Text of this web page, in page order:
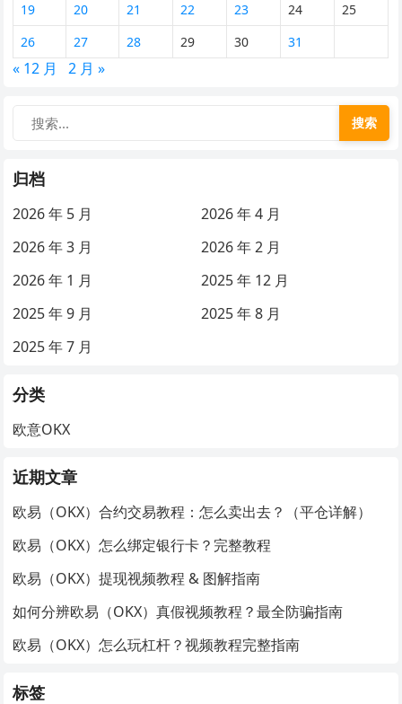
19
20 21 22 23 24
25
26
27 28 29 30 31
« 12 月 2 月 »
搜索
归档
2026 年 5 月
2026 年 4 月
2026 年 3 月
2026 年 2 月
2026 年 1 月
2025 年 12 月
2025 年 9 月
2025 年 8 月
2025 年 7 月
分类
欧意OKX
近期文章
欧易（OKX）合约交易教程：怎么卖出去？（平仓详解）
欧易（OKX）怎么绑定银行卡？完整教程
欧易（OKX）提现视频教程 & 图解指南
如何分辨欧易（OKX）真假视频教程？最全防骗指南
欧易（OKX）怎么玩杠杆？视频教程完整指南
标签